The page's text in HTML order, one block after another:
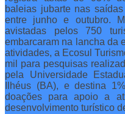
baleias jubarte nas
entre junho e outubro.
avistadas pelos 750
embarcaram na lancha da
atividades, a Ecosul
mil para pesquisas
pela Universidade
Ilhéus (BA), e destina
doações para apoio a
desenvolvimento turístico